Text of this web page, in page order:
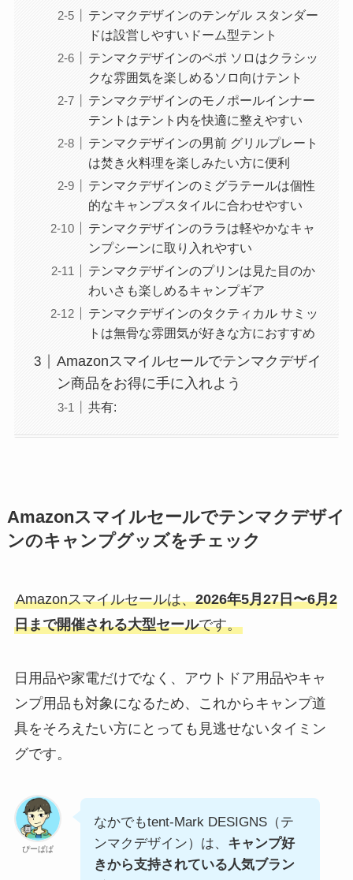
テンマクデザインのテンゲル スタンダー
ドは設営しやすいドーム型テント
テンマクデザインのペポ ソロはクラシッ
クな雰囲気を楽しめるソロ向けテント
テンマクデザインのモノポールインナー
テントはテント内を快適に整えやすい
テンマクデザインの男前 グリルプレート
は焚き火料理を楽しみたい方に便利
テンマクデザインのミグラテールは個性
的なキャンプスタイルに合わせやすい
テンマクデザインのララは軽やかなキャ
ンプシーンに取り入れやすい
テンマクデザインのプリンは見た目のか
わいさも楽しめるキャンプギア
テンマクデザインのタクティカル サミッ
トは無骨な雰囲気が好きな方におすすめ
Amazonスマイルセールでテンマクデザイ
ン商品をお得に手に入れよう
共有:
Amazonスマイルセールでテンマクデザイ
ンのキャンプグッズをチェック
Amazonスマイルセールは、2026年5月27日〜6月2
日まで開催される大型セールです。
日用品や家電だけでなく、アウトドア用品やキャ
ンプ用品も対象になるため、これからキャンプ道
具をそろえたい方にとっても見逃せないタイミン
グです。
ぴーぱぱ
なかでもtent-Mark DESIGNS（テ
ンマクデザイン）は、 キャンプ好
きから支持されている人気ブラン